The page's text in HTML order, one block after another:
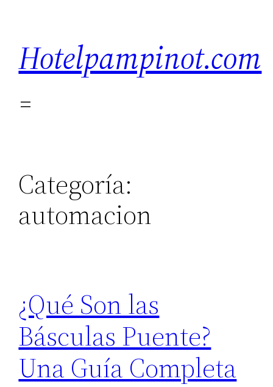
contenido
Hotelpampinot.com
Categoría:
automacion
¿Qué Son las
Básculas Puente?
Una Guía Completa